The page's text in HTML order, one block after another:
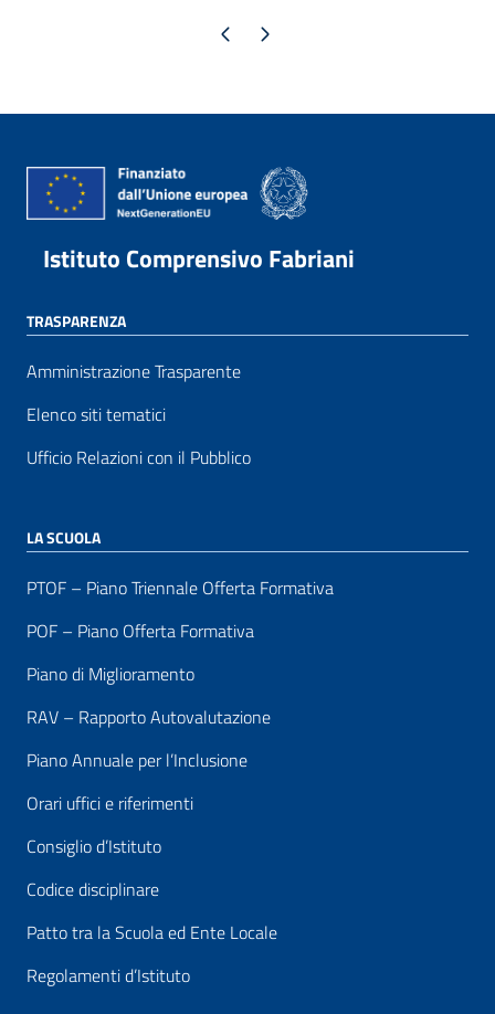
Pagina precedente
Pagina successiva
Istituto Comprensivo Fabriani
TRASPARENZA
Amministrazione Trasparente
Elenco siti tematici
Ufficio Relazioni con il Pubblico
LA SCUOLA
PTOF – Piano Triennale Offerta Formativa
POF – Piano Offerta Formativa
Piano di Miglioramento
RAV – Rapporto Autovalutazione
Piano Annuale per l’Inclusione
Orari uffici e riferimenti
Consiglio d’Istituto
Codice disciplinare
Patto tra la Scuola ed Ente Locale
Regolamenti d’Istituto